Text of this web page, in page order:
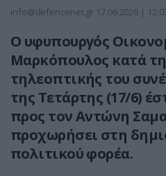
info@defencenet.gr 17.06.2026 |
Ο υφυπουργός
Μαρκόπουλος κατά τη
τηλεοπτικής του
της Τετάρτης (17/6)
προς τον Αντώνη
προχωρήσει στη
πολιτικού φορέα.